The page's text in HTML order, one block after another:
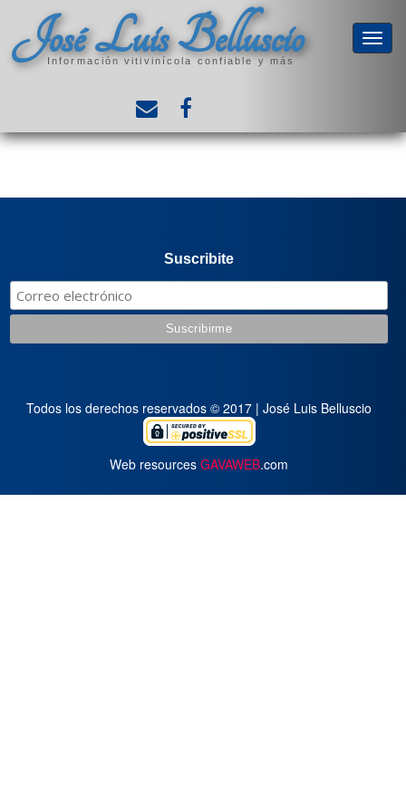
José Luis Belluscio
Información vitivinícola confiable y más
Suscribite
Todos los derechos reservados © 2017 | José Luis Belluscio
Web resources GAVAWEB.com